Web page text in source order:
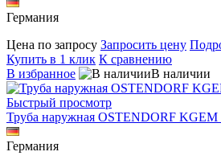
Германия
Цена по запросу Запросить цену
Купить в 1 клик К сравнению
В избранное
В наличии
Быстрый просмотр
Труба наружная OSTENDORF KGEM
Германия